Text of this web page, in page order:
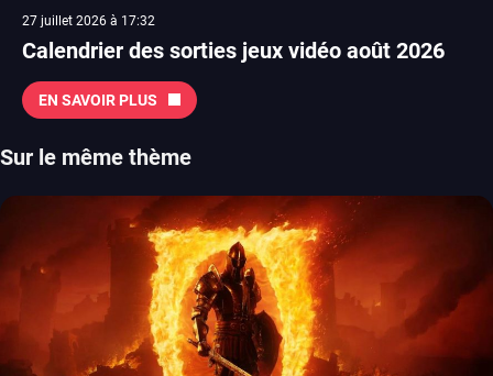
27 juillet 2026 à 17:32
Calendrier des sorties jeux vidéo août 2026
EN SAVOIR PLUS
Sur le même thème